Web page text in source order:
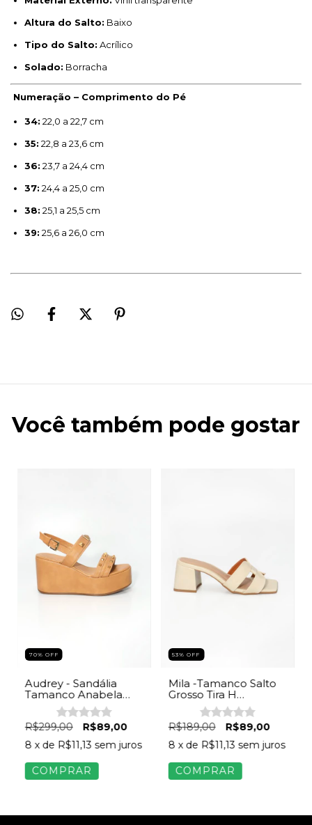
Altura do Salto: Baixo
Tipo do Salto: Acrílico
Solado: Borracha
Numeração – Comprimento do Pé
34: 22,0 a 22,7 cm
35: 22,8 a 23,6 cm
36: 23,7 a 24,4 cm
37: 24,4 a 25,0 cm
38: 25,1 a 25,5 cm
39: 25,6 a 26,0 cm
Você também pode gostar
70% OFF
Audrey - Sandália
Tamanco Anabela
Spike Dourado
Feminina Bege
R$299,00
R$89,00
8 x de R$11,13 sem juros
COMPRAR
53%OFF
Mila -Tamanco Salto
Grosso Tira H
Feminina Off White
R$189,00
R$89,00
8 x de R$11,13 sem juros
COMPRAR